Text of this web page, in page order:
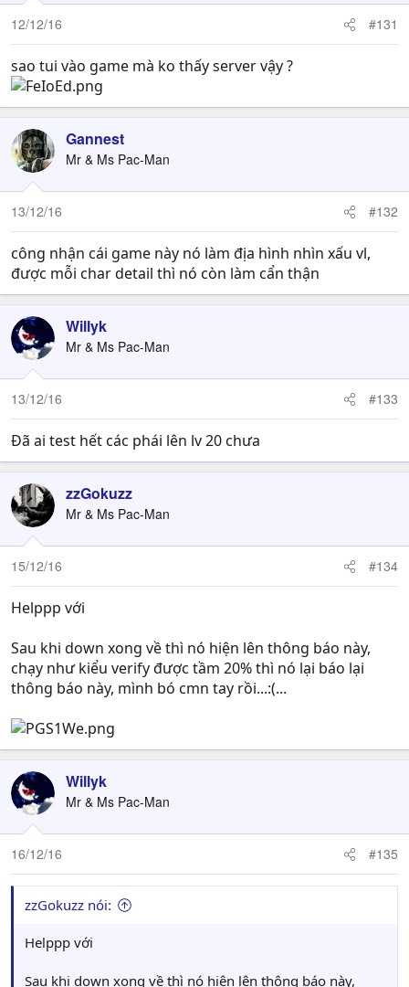
12/12/16 #131
sao tui vào game mà ko thấy server vậy ?
Gannest
Mr & Ms Pac-Man
13/12/16 #132
công nhận cái game này nó làm địa hình nhìn xấu vl,
được mỗi char detail thì nó còn làm cẩn thận
Willyk
Mr & Ms Pac-Man
13/12/16 #133
Đã ai test hết các phái lên lv 20 chưa
zzGokuzz
Mr & Ms Pac-Man
15/12/16 #134
Helppp với
Sau khi down xong về thì nó hiện lên thông báo này,
chạy như kiểu verify được tầm 20% thì nó lại báo lại
thông báo này, mình bó cmn tay rồi...:(...
Willyk
Mr & Ms Pac-Man
16/12/16 #135
zzGokuzz nói:
Helppp với
Sau khi down xong về thì nó hiện lên thông báo này,